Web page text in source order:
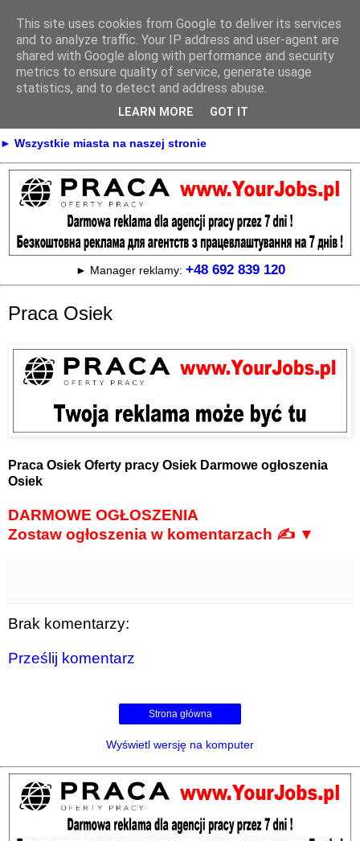
Praca
► KONTAKT ► REKLAMA
► Praca Oferty pracy na terenie całej Polski
► Wszystkie miasta na naszej stronie
► Manager reklamy: +48 692 839 120
Praca Osiek
Praca Osiek Oferty pracy Osiek Darmowe ogłoszenia
Osiek
DARMOWE OGŁOSZENIA
Zostaw ogłoszenia w komentarzach ✍ ▼
Brak komentarzy:
Prześlij komentarz
Strona główna
Wyświetl wersję na komputer
This site uses cookies from Google to deliver its services
and to analyze traffic. Your IP address and user-agent are
shared with Google along with performance and security
metrics to ensure quality of service, generate usage
statistics, and to detect and address abuse.
LEARN MORE GOT IT